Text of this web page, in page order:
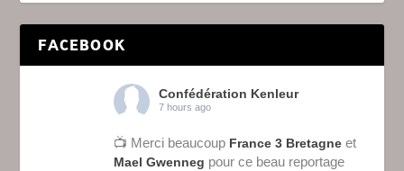
FACEBOOK
Confédération Kenleur
7 hours ago
📺 Merci beaucoup France 3 Bretagneet
Mael Gwenneg pour ce beau reportage